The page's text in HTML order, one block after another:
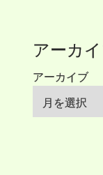
アーカ
アーカイブ